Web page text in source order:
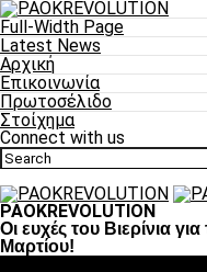
Full-Width Page
Latest News
Αρχική
Επικοινωνία
Πρωτοσέλιδο
Στοίχημα
Connect with us
PAOKREVOLUTION
Οι ευχές του Βιερίνια
Μαρτίου!